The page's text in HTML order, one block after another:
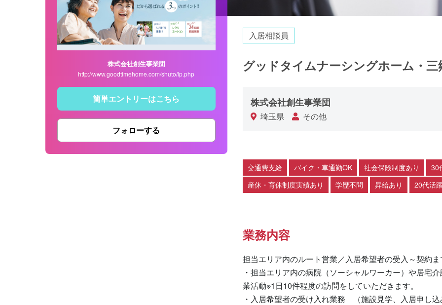
株式会社創生事業団
http://www.goodtimehome.com/shuto/lp.php
簡単エントリーはこちら
フォローする
入居相談員
グッドタイムナーシングホーム・三
株式会社創生事業団
埼玉県 その他
交通費支給 バイク・車通勤OK 社会保険制度あり 30
産休・育休制度実績あり
学歴不問 昇給あり 20代活
業務内容
担当エリア内のルート営業／入居希望者の受入～契約ま
・担当エリア内の病院（ソーシャルワーカー）や居宅
業活動※1日10件程度の訪問をしていただきます。
・入居希望者の受け入れ業務　（施設見学、入居申し込